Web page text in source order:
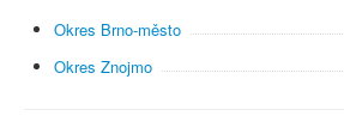
Okres Brno-město
Okres Znojmo